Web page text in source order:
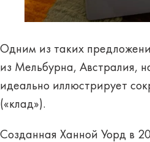
Одним из таких
из Мельбурна, Австралия,
идеально иллюстрирует
(«клад»).
Созданная Ханной Уорд в